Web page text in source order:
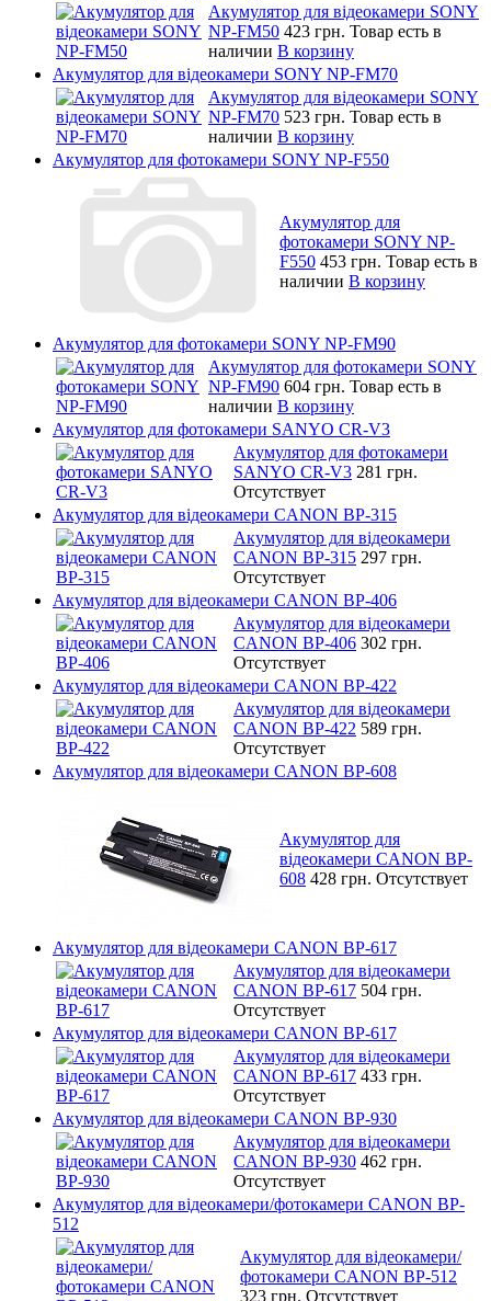
Акумулятор для відеокамери SONY
NP-FM50 423 грн. Товар есть в
наличии В корзину
Акумулятор для відеокамери SONY NP-FM70
Акумулятор для відеокамери SONY
NP-FM70 523 грн. Товар есть в
наличии В корзину
Акумулятор для фотокамери SONY NP-F550
Акумулятор для
фотокамери SONY NP-
F550 453 грн. Товар есть в
наличии В корзину
Акумулятор для фотокамери SONY NP-FM90
Акумулятор для фотокамери SONY
NP-FM90 604 грн. Товар есть в
наличии В корзину
Акумулятор для фотокамери SANYO CR-V3
Акумулятор для фотокамери
SANYO CR-V3 281 грн.
Отсутствует
Акумулятор для відеокамери CANON BP-315
Акумулятор для відеокамери
CANON BP-315 297 грн.
Отсутствует
Акумулятор для відеокамери CANON BP-406
Акумулятор для відеокамери
CANON BP-406 302 грн.
Отсутствует
Акумулятор для відеокамери CANON BP-422
Акумулятор для відеокамери
CANON BP-422 589 грн.
Отсутствует
Акумулятор для відеокамери CANON BP-608
Акумулятор для
відеокамери CANON BP-
608 428 грн. Отсутствует
Акумулятор для відеокамери CANON BP-617
Акумулятор для відеокамери
CANON BP-617 504 грн.
Отсутствует
Акумулятор для відеокамери CANON BP-617
Акумулятор для відеокамери
CANON BP-617 433 грн.
Отсутствует
Акумулятор для відеокамери CANON BP-930
Акумулятор для відеокамери
CANON BP-930 462 грн.
Отсутствует
Акумулятор для відеокамери/фотокамери CANON BP-
512
Акумулятор для відеокамери/
фотокамери CANON BP-512
323 грн. Отсутствует